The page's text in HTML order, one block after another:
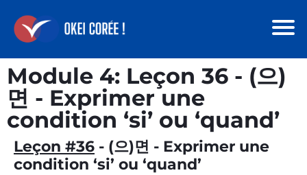
Module 4: Leçon 36 - (으)
면 - Exprimer une
condition ‘si’ ou ‘quand’
Leçon #36 - (으)면 - Exprimer une
condition ‘si’ ou ‘quand’